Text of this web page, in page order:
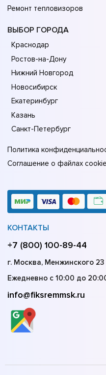
Ремонт тепловизоров
ВЫБОР ГОРОДА
Краснодар
Ростов-на-Дону
Нижний Новгород
Новосибирск
Екатеринбург
Казань
Санкт-Петербург
Политика
Соглашение о файлах
КОНТАКТЫ
+7 (800) 100-89-44
г. Москва, Менжинского 23
Ежедневно с 10:00 до
info@fiksremmsk.ru